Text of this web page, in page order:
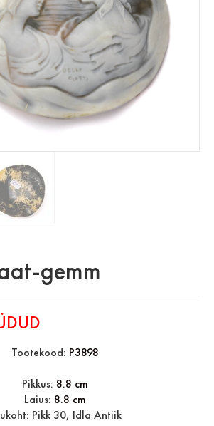
gemm
Tootekood: P3898
Pikkus: 8.8 cm
Laius: 8.8 cm
Pikk 30, Idla Antiik